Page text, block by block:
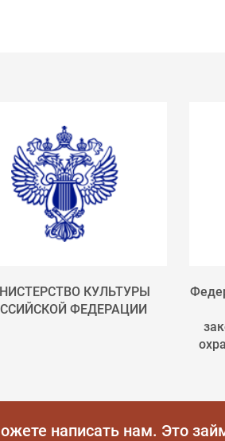
КУЛЬТУРЫ
ФЕДЕРАЦИИ
написать нам. Это